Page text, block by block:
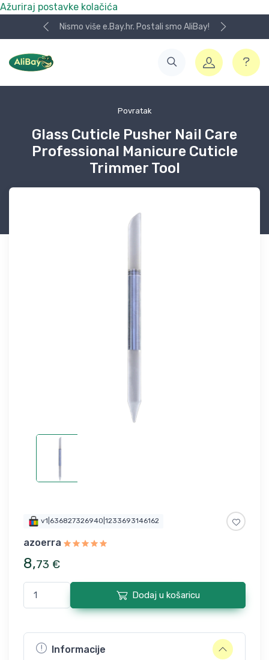
Ažuriraj postavke kolačića
Nismo više e.Bay.hr. Postali smo AliBay!
Povratak
Glass Cuticle Pusher Nail Care
Professional Manicure Cuticle
Trimmer Tool
v1|636827326940|1233693146162
azoerra
8,73 €
Dodaj u košaricu
Informacije